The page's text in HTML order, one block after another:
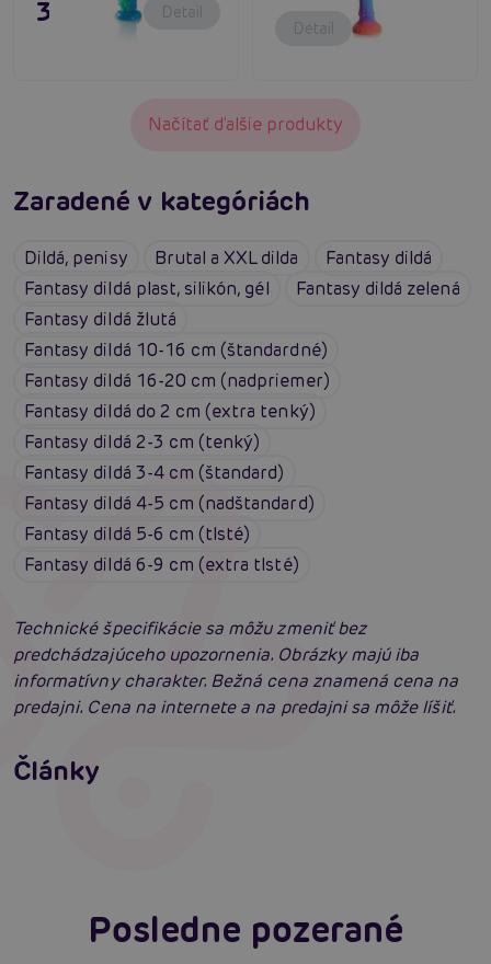
39,80 € Detail
Detail
Načítať ďalšie produkty
Zaradené v kategóriách
Dildá, penisy Brutal a XXL dilda
Fantasy dildá
Fantasy dildá plast, silikón, gél
Fantasy dildá zelená
Fantasy dildá žlutá
Fantasy dildá 10-16 cm (štandardné)
Fantasy dildá 16-20 cm (nadpriemer)
Fantasy dildá do 2 cm (extra tenký)
Fantasy dildá 2-3 cm (tenký)
Fantasy dildá 3-4 cm (štandard)
Fantasy dildá 4-5 cm (nadštandard)
Fantasy dildá 5-6 cm (tlsté)
Fantasy dildá 6-9 cm (extra tlsté)
Technické špecifikácie sa môžu zmeniť bez
predchádzajúceho upozornenia. Obrázky majú iba
informatívny charakter. Bežná cena znamená cena na
predajni. Cena na internete a na predajni sa môže líšiť.
Články
Erotická inteligencia: Príručka Sexiómov
Čítať viacej
Swingers párty po prvýkrát: erotický raj plný
extázy? Sprievodca, ktorý vám otvorí dvere!
Posledne pozerané